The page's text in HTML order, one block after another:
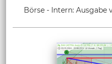
Börse - Intern: Ausgabe